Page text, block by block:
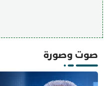
صوت وصورة